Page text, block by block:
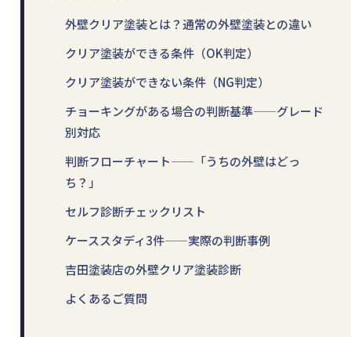
外壁クリア塗装とは？通常の外壁塗装との違い
クリア塗装ができる条件（OK判定）
クリア塗装ができない条件（NG判定）
チョーキングがある場合の判断基準——グレード
別対応
判断フローチャート——「うちの外壁はどっ
ち？」
セルフ診断チェックリスト
ケーススタディ3件——実際の判断事例
吉田塗装店の外壁クリア塗装診断
よくあるご質問